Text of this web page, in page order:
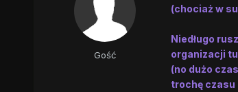
Gość
(chociaż w
Niedługo
organizacji
(no dużo
trochę czasu